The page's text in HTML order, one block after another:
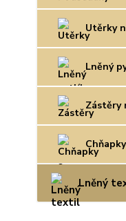
Utěrky
Lněný
Zástěry
Lněný